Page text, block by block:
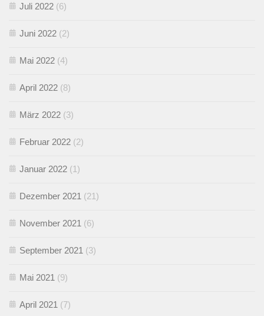
Juli 2022 (6)
Juni 2022 (2)
Mai 2022 (4)
April 2022 (8)
März 2022 (3)
Februar 2022 (2)
Januar 2022 (1)
Dezember 2021 (21)
November 2021 (6)
September 2021 (3)
Mai 2021 (9)
April 2021 (7)